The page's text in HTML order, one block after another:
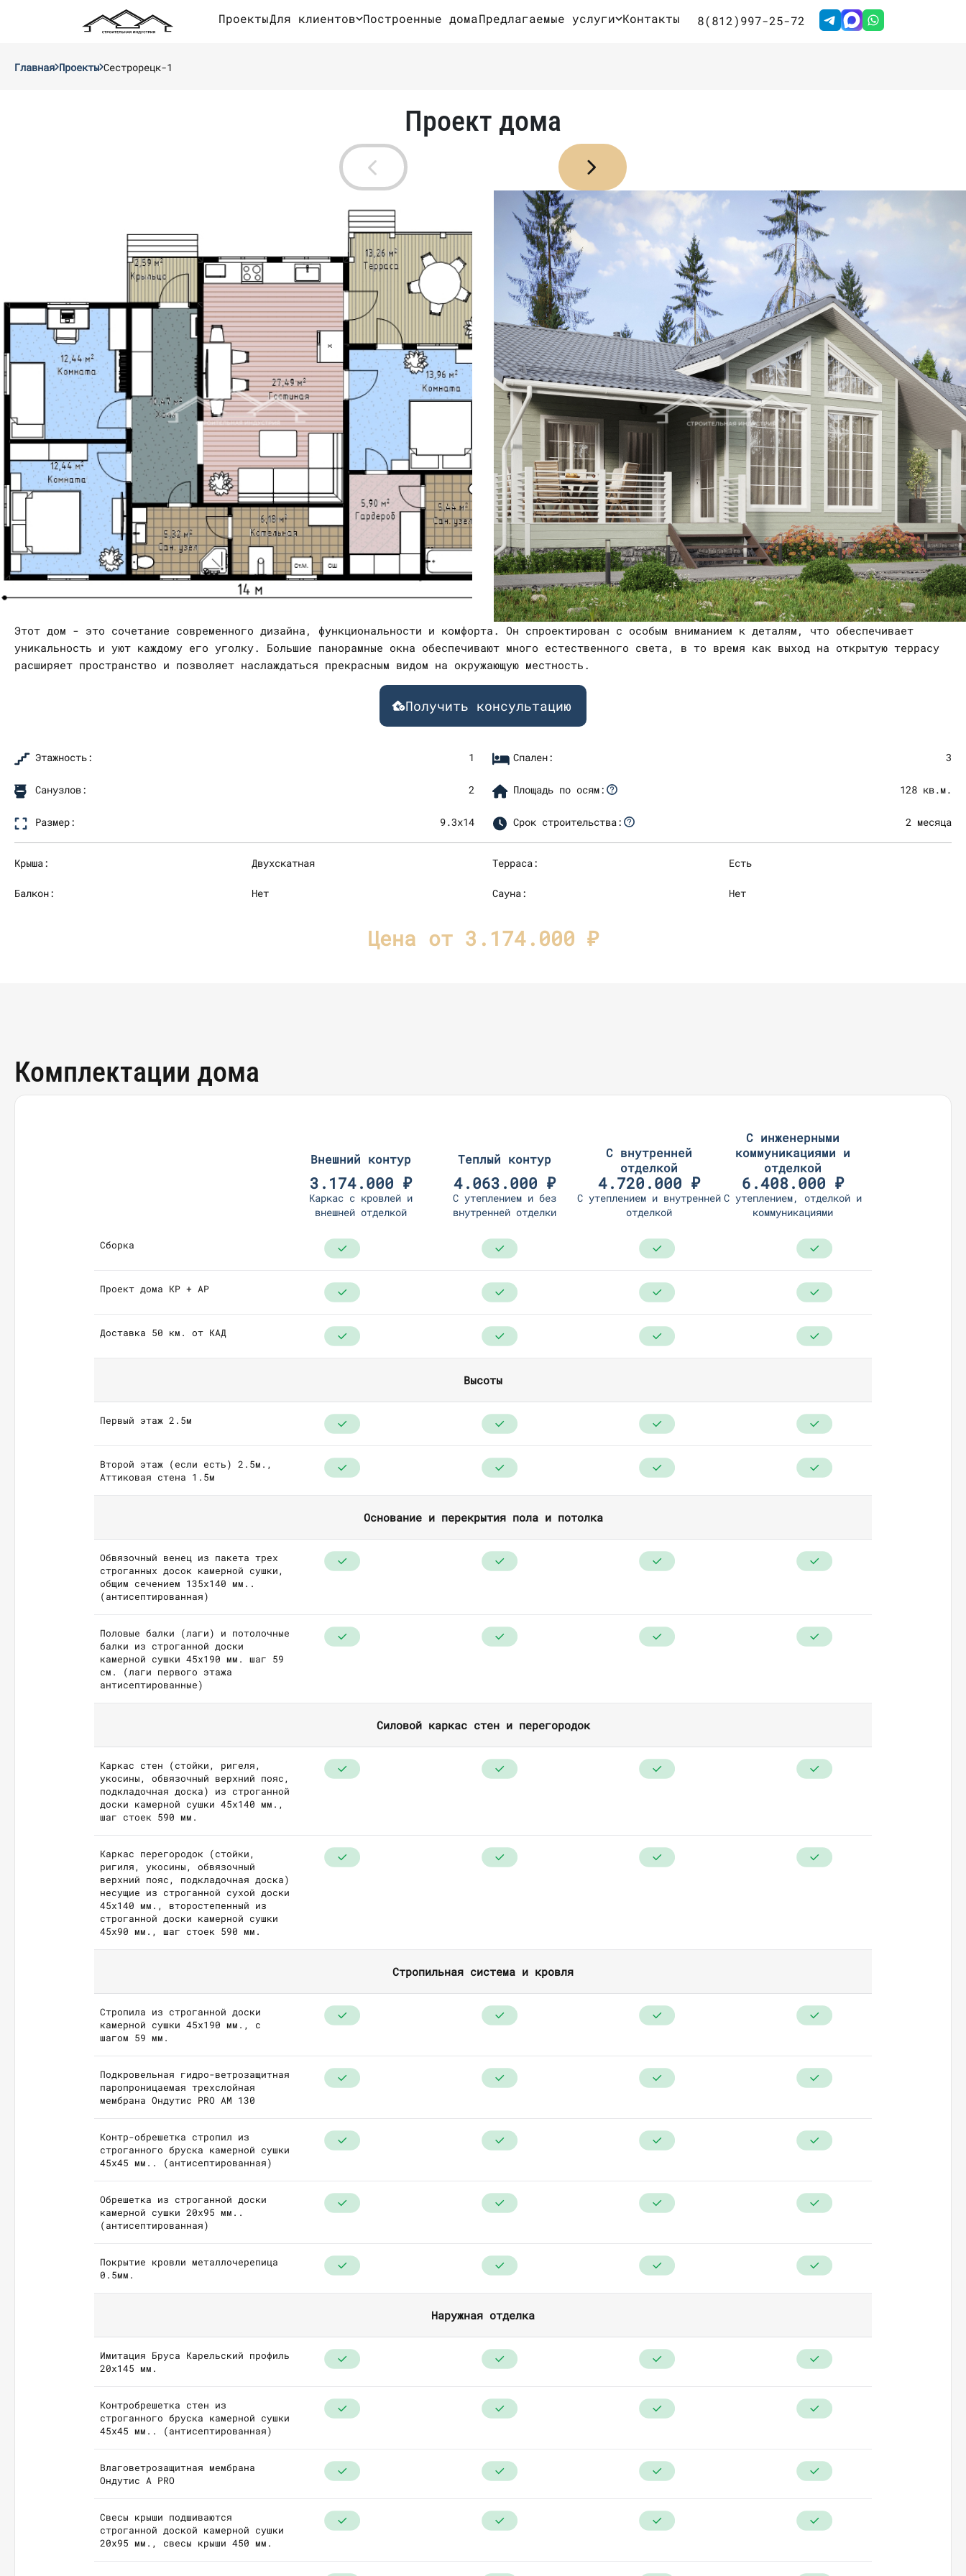
ПроектыДля клиентов Построенные домаПредлагаемые услуги Контакты 8(812)997-25-72
Главная Проекты Сестрорецк-1
Проект дома
Этот дом - это сочетание современного дизайна, функциональности и комфорта. Он спроектирован с особым вниманием к деталям, что обеспечивает
уникальность и уют каждому его уголку. Большие панорамные окна обеспечивают много естественного света, в то время как выход на открытую террасу
расширяет пространство и позволяет наслаждаться прекрасным видом на окружающую местность.
Получить консультацию
Этажность: 1 Спален: 3
Санузлов: 2 Площадь по осям: 128 кв.м.
Размер: 9.3х14 Срок строительства: 2 месяца
Крыша: Двухскатная Терраса: Есть
Балкон: Нет Сауна: Нет
Цена от 3.174.000 ₽
Комплектации дома
Внешний контур
3.174.000 ₽
Каркас с кровлей и
внешней отделкой
Теплый контур
4.063.000 ₽
С утеплением и без
внутренней отделки
С внутренней
отделкой
4.720.000 ₽
С утеплением и внутренней
отделкой
С инженерными
коммуникациями и
отделкой
6.408.000 ₽
С утеплением, отделкой и
коммуникациями
Сборка
Проект дома КР + АР
Доставка 50 км. от КАД
Высоты
Первый этаж 2.5м
Второй этаж (если есть) 2.5м.,
Аттиковая стена 1.5м
Основание и перекрытия пола и потолка
Обвязочный венец из пакета трех
строганных досок камерной сушки,
общим сечением 135х140 мм..
(антисептированная)
Половые балки (лаги) и потолочные
балки из строганной доски
камерной сушки 45х190 мм. шаг 59
см. (лаги первого этажа
антисептированные)
Силовой каркас стен и перегородок
Каркас стен (стойки, ригеля,
укосины, обвязочный верхний пояс,
подкладочная доска) из строганной
доски камерной сушки 45х140 мм.,
шаг стоек 590 мм.
Каркас перегородок (стойки,
ригиля, укосины, обвязочный
верхний пояс, подкладочная доска)
несущие из строганной сухой доски
45х140 мм., второстепенный из
строганной доски камерной сушки
45х90 мм., шаг стоек 590 мм.
Стропильная система и кровля
Стропила из строганной доски
камерной сушки 45х190 мм., с
шагом 59 мм.
Подкровельная гидро-ветрозащитная
паропроницаемая трехслойная
мембрана Ондутис PRO AM 130
Контр-обрешетка стропил из
строганного бруска камерной сушки
45х45 мм.. (антисептированная)
Обрешетка из строганной доски
камерной сушки 20х95 мм..
(антисептированная)
Покрытие кровли металлочерепица
0.5мм.
Наружная отделка
Имитация Бруса Карельский профиль
20х145 мм.
Контробрешетка стен из
строганного бруска камерной сушки
45х45 мм.. (антисептированная)
Влаговетрозащитная мембрана
Ондутис А PRO
Свесы крыши подшиваются
строганной доской камерной сушки
20х95 мм., свесы крыши 450 мм.
Отправляя данные вы соглашаетесь с
условиями обработки персональных
данных